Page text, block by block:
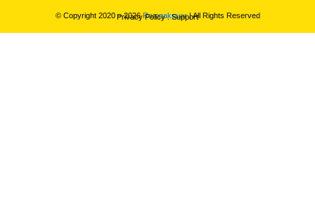
© Copyright 2020 – 2026Rampaksuar| All Rights Reserved
Privacy Policy.Support